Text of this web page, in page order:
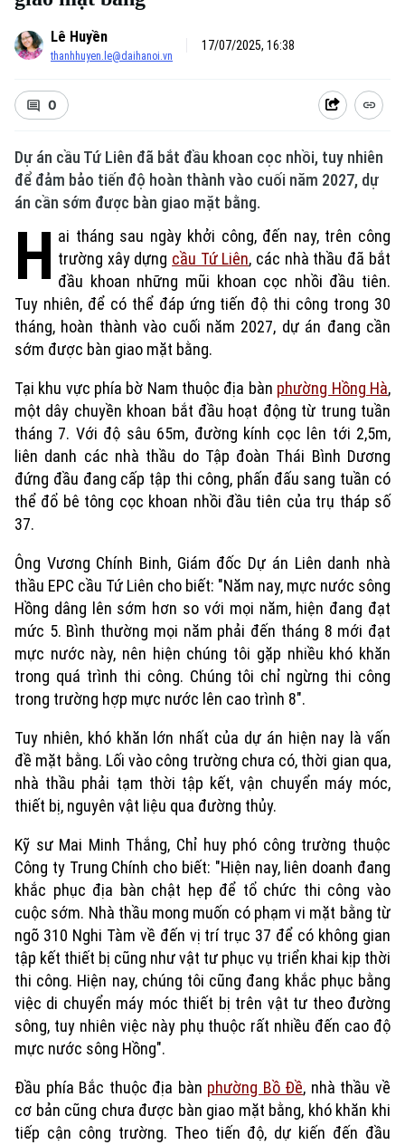
Lê Huyền
thanhhuyen.le@daihanoi.vn
17/07/2025, 16:38
0
Dự án cầu Tứ Liên đã bắt đầu khoan cọc nhồi, tuy nhiên
để đảm bảo tiến độ hoàn thành vào cuối năm 2027, dự
án cần sớm được bàn giao mặt bằng.
H ai tháng sau ngày khởi công, đến nay, trên công
trường xây dựng cầu Tứ Liên, các nhà thầu đã bắt
đầu khoan những mũi khoan cọc nhồi đầu tiên.
Tuy nhiên, để có thể đáp ứng tiến độ thi công trong 30
tháng, hoàn thành vào cuối năm 2027, dự án đang cần
sớm được bàn giao mặt bằng.
Tại khu vực phía bờ Nam thuộc địa bàn phường Hồng Hà,
một dây chuyền khoan bắt đầu hoạt động từ trung tuần
tháng 7. Với độ sâu 65m, đường kính cọc lên tới 2,5m,
liên danh các nhà thầu do Tập đoàn Thái Bình Dương
đứng đầu đang cấp tập thi công, phấn đấu sang tuần có
thể đổ bê tông cọc khoan nhồi đầu tiên của trụ tháp số
37.
Ông Vương Chính Binh, Giám đốc Dự án Liên danh nhà
thầu EPC cầu Tứ Liên cho biết: "Năm nay, mực nước sông
Hồng dâng lên sớm hơn so với mọi năm, hiện đang đạt
mức 5. Bình thường mọi năm phải đến tháng 8 mới đạt
mực nước này, nên hiện chúng tôi gặp nhiều khó khăn
trong quá trình thi công. Chúng tôi chỉ ngừng thi công
trong trường hợp mực nước lên cao trình 8".
Tuy nhiên, khó khăn lớn nhất của dự án hiện nay là vấn
đề mặt bằng. Lối vào công trường chưa có, thời gian qua,
nhà thầu phải tạm thời tập kết, vận chuyển máy móc,
thiết bị, nguyên vật liệu qua đường thủy.
Kỹ sư Mai Minh Thắng, Chỉ huy phó công trường thuộc
Công ty Trung Chính cho biết: "Hiện nay, liên doanh đang
khắc phục địa bàn chật hẹp để tổ chức thi công vào
cuộc sớm. Nhà thầu mong muốn có phạm vi mặt bằng từ
ngõ 310 Nghi Tàm về đến vị trí trục 37 để có không gian
tập kết thiết bị cũng như vật tư phục vụ triển khai kịp thời
thi công. Hiện nay, chúng tôi cũng đang khắc phục bằng
việc di chuyển máy móc thiết bị trên vật tư theo đường
sông, tuy nhiên việc này phụ thuộc rất nhiều đến cao độ
mực nước sông Hồng".
Đầu phía Bắc thuộc địa bàn phường Bồ Đề, nhà thầu về
cơ bản cũng chưa được bàn giao mặt bằng, khó khăn khi
tiếp cận công trường. Theo tiến độ, dự kiến đến đầu